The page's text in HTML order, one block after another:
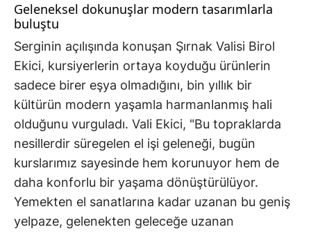
Geleneksel dokunuşlar modern tasarımlarla
buluştu
Serginin açılışında konuşan Şırnak Valisi Birol
Ekici, kursiyerlerin ortaya koyduğu ürünlerin
sadece birer eşya olmadığını, bin yıllık bir
kültürün modern yaşamla harmanlanmış hali
olduğunu vurguladı. Vali Ekici, "Bu topraklarda
nesillerdir süregelen el işi geleneği, bugün
kurslarımız sayesinde hem korunuyor hem de
daha konforlu bir yaşama dönüştürülüyor.
Yemekten el sanatlarına kadar uzanan bu geniş
yelpaze, gelenekten geleceğe uzanan